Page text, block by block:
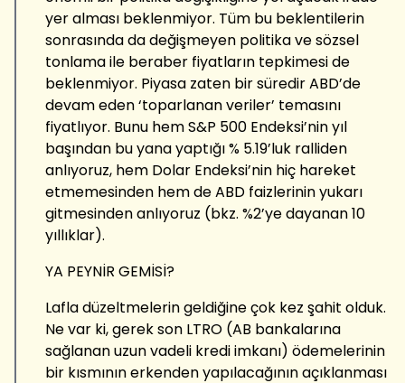
yer alması beklenmiyor. Tüm bu beklentilerin
sonrasında da değişmeyen politika ve sözsel
tonlama ile beraber fiyatların tepkimesi de
beklenmiyor. Piyasa zaten bir süredir ABD’de
devam eden ‘toparlanan veriler’ temasını
fiyatlıyor. Bunu hem S&P 500 Endeksi’nin yıl
başından bu yana yaptığı % 5.19’luk ralliden
anlıyoruz, hem Dolar Endeksi’nin hiç hareket
etmemesinden hem de ABD faizlerinin yukarı
gitmesinden anlıyoruz (bkz. %2’ye dayanan 10
yıllıklar).
YA PEYNİR GEMİSİ?
Lafla düzeltmelerin geldiğine çok kez şahit olduk.
Ne var ki, gerek son LTRO (AB bankalarına
sağlanan uzun vadeli kredi imkanı) ödemelerinin
bir kısmının erkenden yapılacağının açıklanması